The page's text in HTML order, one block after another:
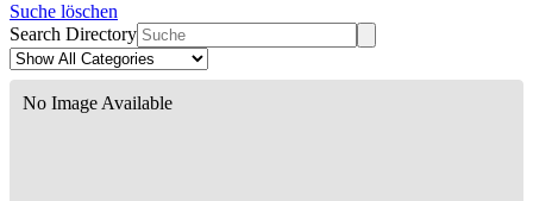
Suche löschen
Search Directory
No Image Available